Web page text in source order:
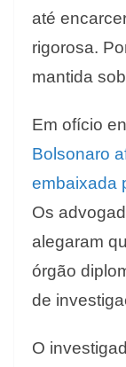
até
rigorosa.
mantida
Em ofício
Bolsonaro
embaixada
Os
alegaram
órgão
de
O